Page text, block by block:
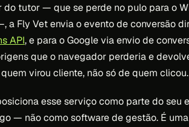
do tutor — que se perde no pulo para o
a Fly Vet envia o evento de conversão
API, e para o Google via envio de
que o navegador perderia e
virou cliente, não só de quem clicou.
esse serviço como parte do seu
— não como software de gestão. É